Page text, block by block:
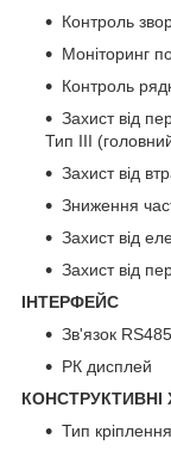
Контроль
Моніторинг
Контроль
Захист від
Тип III
Захист від
Зниження
Захист від
Захист від
ІНТЕРФЕЙС
Зв'язок
РК дисплей
КОНСТРУКТИВНІ
Тип